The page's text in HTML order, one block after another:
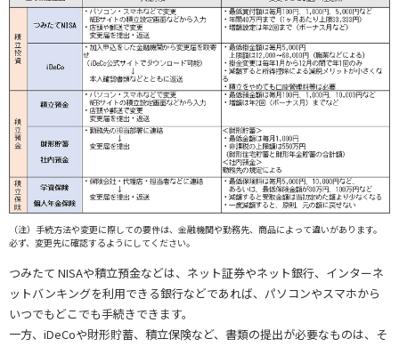
（注）手続方法や変更に際しての要件は、金融機関や勤務先、商品によって違いがあります。
必ず、変更先に確認するようにしてください。
つみたて NISAや積立預金などは、ネット証券やネット銀行、インターネ
ットバンキングを利用できる銀行などであれば、パソコンやスマホから
いつでもどこでも手続きできます。
一方、iDeCoや財形貯蓄、積立保険など、書類の提出が必要なものは、そ